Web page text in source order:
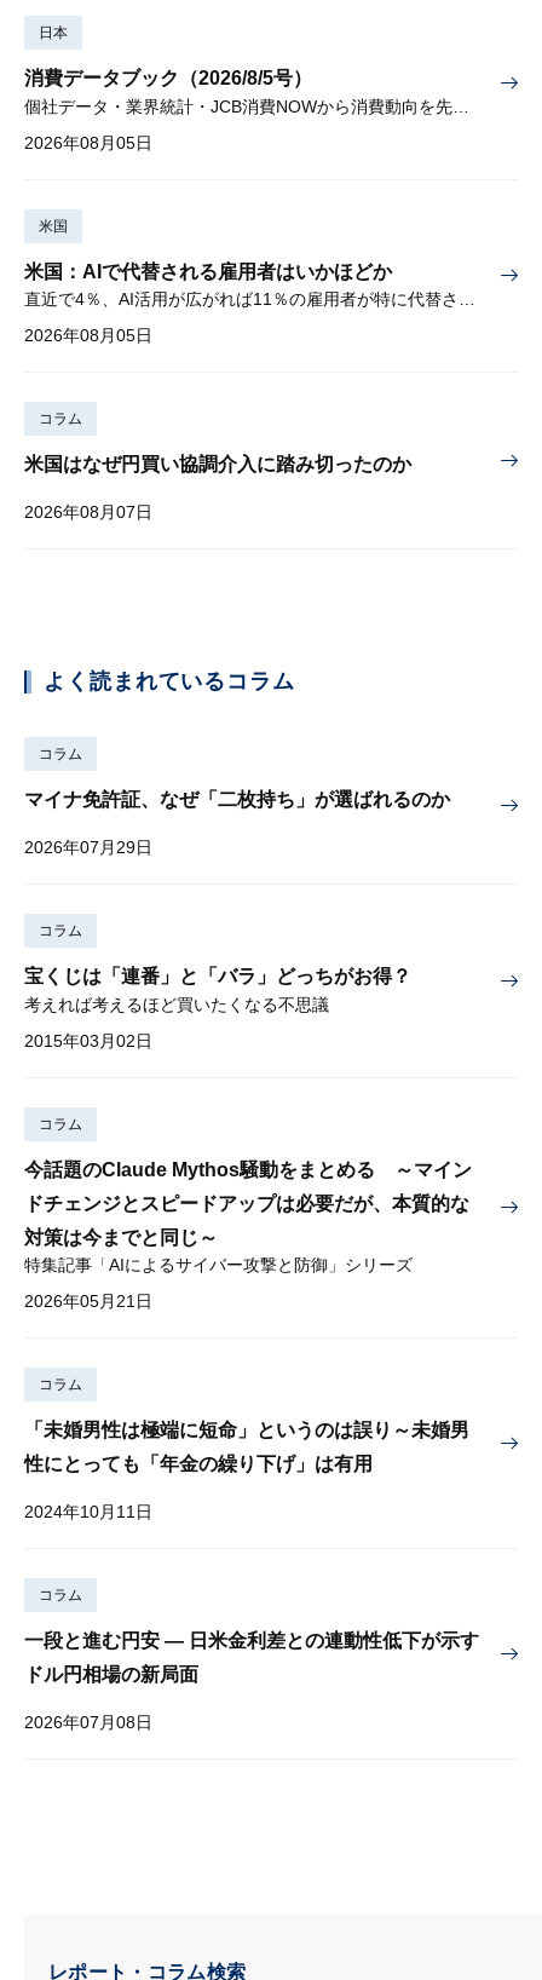
日本
消費データブック（2026/8/5号）
2026年08月05日
米国
米国：AIで代替される雇用者はいかほどか
直近で4％、AI活用が広がれば11％の雇用者が特に代替されやすい
2026年08月05日
コラム
米国はなぜ円買い協調介入に踏み切ったのか
2026年08月07日
よく読まれているコラム
コラム
マイナ免許証、なぜ「二枚持ち」が選ばれるのか
2026年07月29日
コラム
宝くじは「連番」と「バラ」どっちがお得？
考えれば考えるほど買いたくなる不思議
2015年03月02日
コラム
今話題のClaude Mythos騒動をまとめる ～マイン
ドチェンジとスピードアップは必要だが、本質的な
対策は今までと同じ～
特集記事「AIによるサイバー攻撃と防御」シリーズ
2026年05月21日
コラム
「未婚男性は極端に短命」というのは誤り～未婚男
性にとっても「年金の繰り下げ」は有用
2024年10月11日
コラム
一段と進む円安 — 日米金利差との連動性低下が示す
ドル円相場の新局面
2026年07月08日
レポート・コラム検索